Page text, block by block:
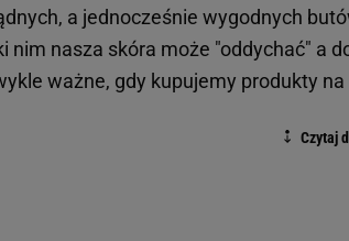
a jednocześnie wygodnych
nim nasza skóra może "oddychać" a
ważne, gdy kupujemy produkty na